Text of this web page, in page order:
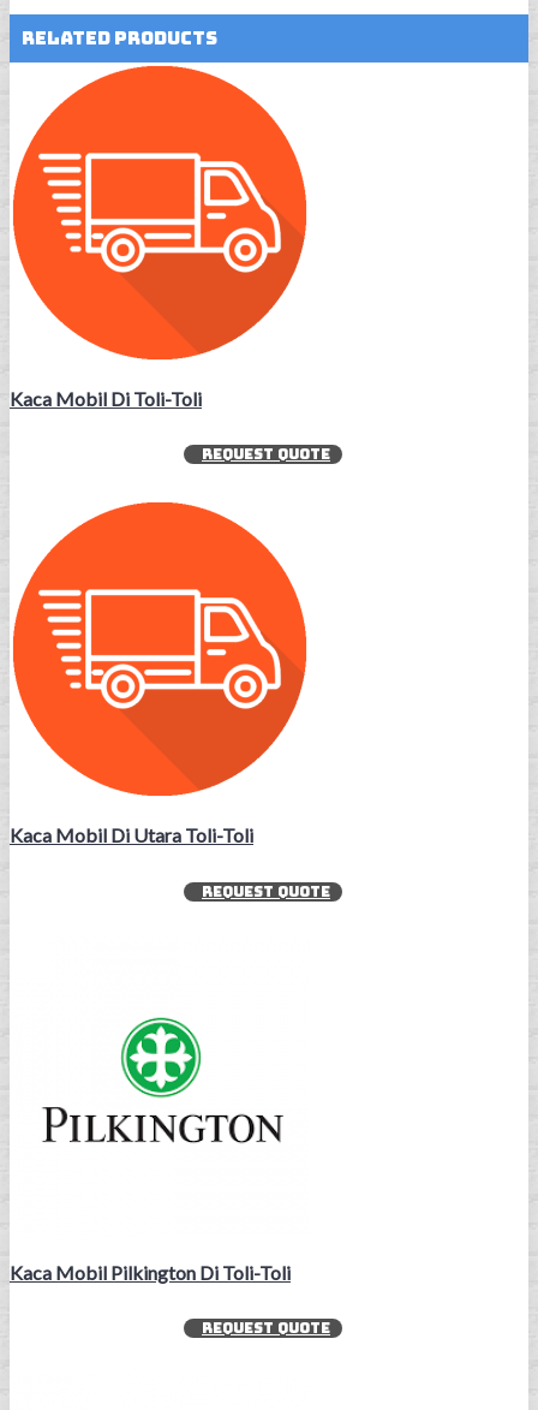
Related Products
Kaca Mobil Di Toli-Toli
REQUEST QUOTE
Kaca Mobil Di Utara Toli-Toli
REQUEST QUOTE
Kaca Mobil Pilkington Di Toli-Toli
REQUEST QUOTE